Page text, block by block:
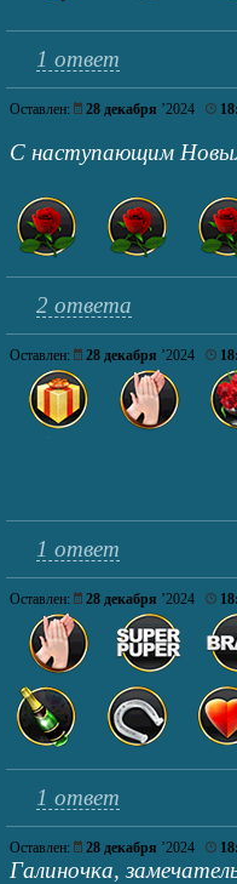
1 ответ
Оставлен: 28 декабря ’2024
С наступающим
2 ответа
Оставлен: 28 декабря ’2024
1 ответ
Оставлен: 28 декабря ’2024
1 ответ
Оставлен: 28 декабря ’2024
Галиночка,